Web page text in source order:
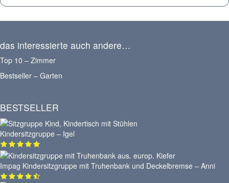
das interessierte auch andere…
Top 10 – Zimmer
Bestseller – Garten
BESTSELLER
Kindersitzgruppe – Igel
Impag Kindersitzgruppe mit Truhenbank und Deckelbremse – Anni